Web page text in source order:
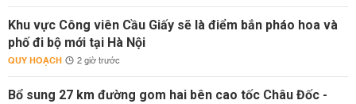
Khu vực Công viên Cầu Giấy sẽ là điểm bắn pháo hoa và
phố đi bộ mới tại Hà Nội
QUY HOẠCH 2 giờ trước
Bổ sung 27 km đường gom hai bên cao tốc Châu Đốc -